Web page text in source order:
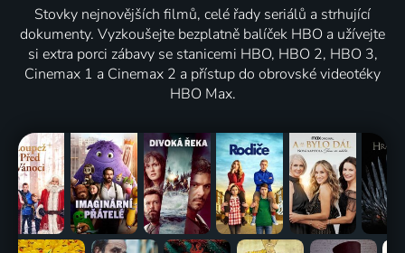
Stovky nejnovějších filmů, celé řady seriálů a strhující
dokumenty. Vyzkoušejte bezplatně balíček HBO a užívejte
si extra porci zábavy se stanicemi HBO, HBO 2, HBO 3,
Cinemax 1 a Cinemax 2 a přístup do obrovské videotéky
HBO Max.